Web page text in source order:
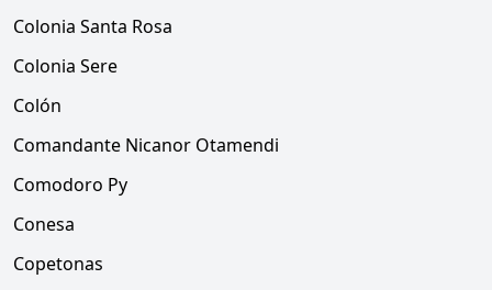
Colonia Santa Rosa
Colonia Sere
Colón
Comandante Nicanor Otamendi
Comodoro Py
Conesa
Copetonas